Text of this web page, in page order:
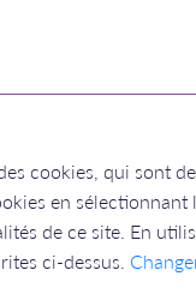
cookies, qui sont
en
de ce site. En
ci-dessus.